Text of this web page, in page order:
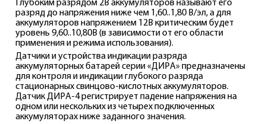
Глубоким разрядом 2В аккумуляторов называют его
разряд до напряжения ниже чем 1,60..1,80 В/эл, а для
аккумуляторов напряжением 12В критическим будет
уровень 9,60..10,80В (в зависимости от его области
применения и режима использования).
Датчики и устройства индикации разряда
аккумуляторных батарей серии «ДИРА» предназначены
для контроля и индикации глубокого разряда
стационарных свинцово-кислотных аккумуляторов.
Датчик ДИРА-4 регистрирует падение напряжения на
одном или нескольких из четырех подключенных
аккумуляторах ниже заданного значения.